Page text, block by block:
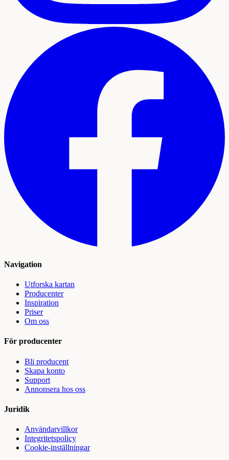
Navigation
Utforska kartan
Producenter
Inspiration
Priser
Om oss
För producenter
Bli producent
Skapa konto
Support
Annonsera hos oss
Juridik
Användarvillkor
Integritetspolicy
Cookie-inställningar